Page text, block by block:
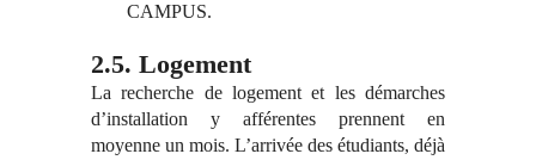
CAMPUS.
2.5. Logement
La recherche de logement et les démarches
d’installation y afférentes prennent en
moyenne un mois. L’arrivée des étudiants, déjà